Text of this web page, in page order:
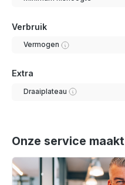
Verbruik
Vermogen
Extra
Draaiplateau
Onze service